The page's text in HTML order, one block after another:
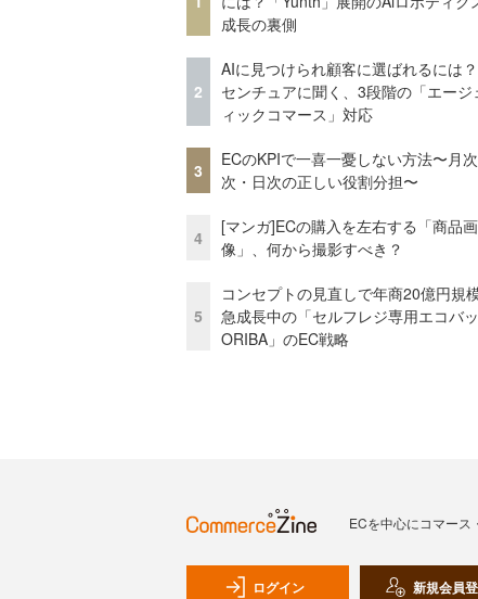
成長の裏側
2
AIに見つけられ顧客に選ばれるには
センチュアに聞く、3段階の「エージ
ィックコマース」対応
3
ECのKPIで一喜一憂しない方法〜月
次・日次の正しい役割分担〜
4
[マンガ]ECの購入を左右する「商品画
像」、何から撮影すべき？
5
コンセプトの見直しで年商20億円規
急成長中の「セルフレジ専用エコバ
ORIBA」のEC戦略
ECを中心にコマース
ログイン 新規会員